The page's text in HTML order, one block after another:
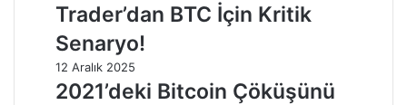
Trader’dan BTC İçin Kritik
Senaryo!
12 Aralık 2025
2021’deki Bitcoin Çöküşünü